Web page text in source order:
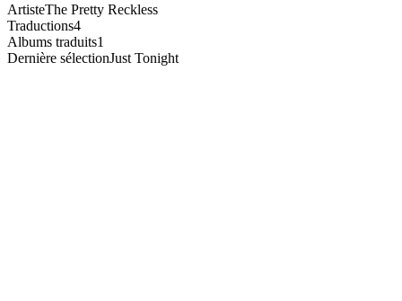
ArtisteThe Pretty Reckless
Traductions4
Albums traduits1
Dernière sélectionJust Tonight